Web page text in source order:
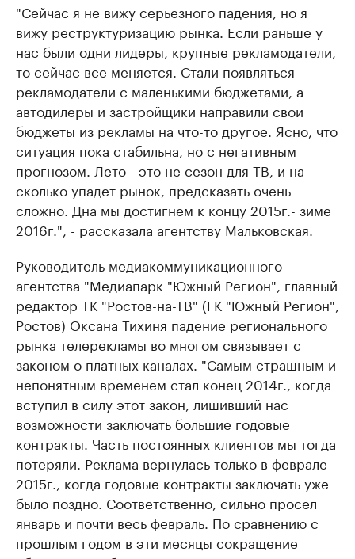
"Сейчас я не вижу серьезного падения, но я
вижу реструктуризацию рынка. Если раньше у
нас были одни лидеры, крупные рекламодатели,
то сейчас все меняется. Стали появляться
рекламодатели с маленькими бюджетами, а
автодилеры и застройщики направили свои
бюджеты из рекламы на что-то другое. Ясно, что
ситуация пока стабильна, но с негативным
прогнозом. Лето - это не сезон для ТВ, и на
сколько упадет рынок, предсказать очень
сложно. Дна мы достигнем к концу 2015г.- зиме
2016г.", - рассказала агентству Мальковская.
Руководитель медиакоммуникационного
агентства "Медиапарк "Южный Регион", главный
редактор ТК "Ростов-на-ТВ" (ГК "Южный Регион",
Ростов) Оксана Тихиня падение регионального
рынка телерекламы во многом связывает с
законом о платных каналах. "Самым страшным и
непонятным временем стал конец 2014г., когда
вступил в силу этот закон, лишивший нас
возможности заключать большие годовые
контракты. Часть постоянных клиентов мы тогда
потеряли. Реклама вернулась только в феврале
2015г., когда годовые контракты заключать уже
было поздно. Соответственно, сильно просел
январь и почти весь февраль. По сравнению с
прошлым годом в эти месяцы сокращение